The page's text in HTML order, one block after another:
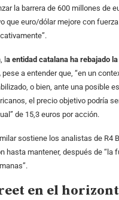
la barrera de 600 millones de
que euro/dólar mejore con
a entidad catalana ha rebajado
pese a entender que, “en un
o bien, ante una posible
el precio objetivo podría
de 15,3 euros por acción.
sostiene los analistas de R4
hasta mantener, después de “la
en el